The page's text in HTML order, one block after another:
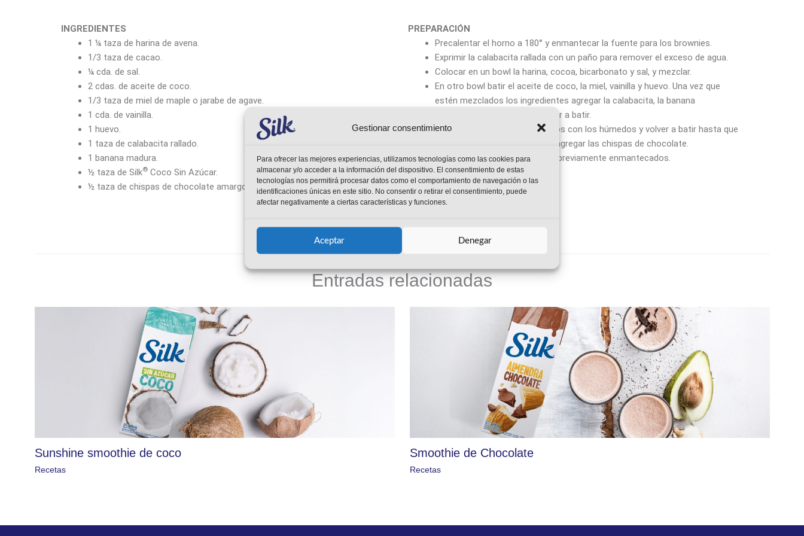
Gestionar consentimiento
Para ofrecer las mejores experiencias, utilizamos tecnologías como las cookies para
almacenar y/o acceder a la información del dispositivo. El consentimiento de estas
tecnologías nos permitirá procesar datos como el comportamiento de navegación o las
identificaciones únicas en este sitio. No consentir o retirar el consentimiento, puede
afectar negativamente a ciertas características y funciones.
Aceptar Denegar
INGREDIENTES
1 ¼ taza de harina de avena.
1/3 taza de cacao.
¼ cda. de sal.
2 cdas. de aceite de coco.
1/3 taza de miel de maple o jarabe de agave.
1 cda. de vainilla.
1 huevo.
1 taza de calabacita rallado.
1 banana madura.
½ taza de Silk® Coco Sin Azúcar.
½ taza de chispas de chocolate amargo.
PREPARACIÓN
Precalentar el horno a 180° y enmantecar la fuente para los brownies.
Exprimir la calabacita rallada con un paño para remover el exceso de agua.
Colocar en un bowl la harina, cocoa, bicarbonato y sal, y mezclar.
En otro bowl batir el aceite de coco, la miel, vainilla y huevo. Una vez que
estén mezclados los ingredientes agregar la calabacita, la banana
Coco Sin Azúcar, y volver a batir.
Combinar los ingredientes secos con los húmedos y volver a batir hasta que
estén bien mezclados. Al final agregar las chispas de chocolate.
Servir la mezcla en los moldes previamente enmantecados.
Entradas relacionadas
Sunshine smoothie de coco
Recetas
Smoothie de Chocolate
Recetas